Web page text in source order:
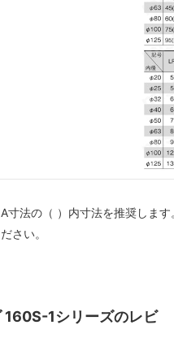
寸法の（ ）内寸法を推奨します
さい。
160S-1シリーズのレビ